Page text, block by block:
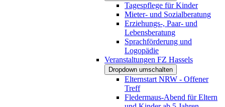
Tagespflege für Kinder
Mieter- und Sozialberatung
Erziehungs-, Paar- und
Lebensberatung
Sprachförderung und
Logopädie
Veranstaltungen FZ Hassels
Dropdown umschalten
Elternstart NRW - Offener
Treff
Fledermaus-Abend für Eltern